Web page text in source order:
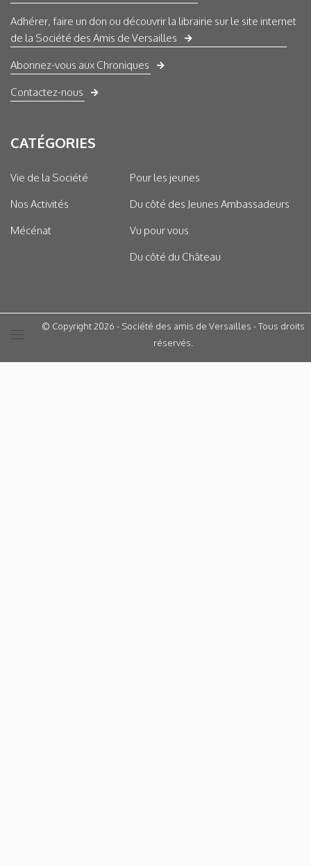
Adhérer, faire un don ou découvrir la librairie sur le site internet
de la Société des Amis de Versailles
Abonnez-vous aux Chroniques
Contactez-nous
CATÉGORIES
Vie de la Société
Nos Activités
Mécénat
Pour les jeunes
Du côté des Jeunes Ambassadeurs
Vu pour vous
Du côté du Château
© Copyright 2026 - Société des amis de Versailles - Tous droits
réservés.